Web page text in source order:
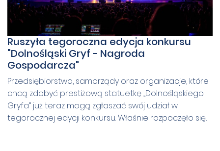
Ruszyła tegoroczna edycja konkursu
"Dolnośląski Gryf - Nagroda
Gospodarcza"
Przedsiębiorstwa, samorządy oraz organizacje, które
chcą zdobyć prestiżową statuetkę „Dolnośląskiego
Gryfa” już teraz mogą zgłaszać swój udział w
tegorocznej edycji konkursu. Właśnie rozpoczęło się...